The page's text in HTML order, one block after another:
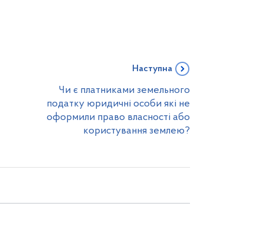
Наступна
Чи є платниками земельного
податку юридичні особи які не
оформили право власності або
користування землею?